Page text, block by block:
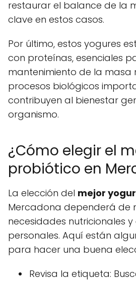
restaurar el balance de la
clave en estos casos.
Por último, estos yogures
con proteínas, esenciales
mantenimiento de la masa
procesos biológicos
contribuyen al bienestar
organismo.
¿Cómo elegir el
probiótico en
La elección del mejor
Mercadona dependerá de
necesidades nutricionales y
personales. Aquí están
para hacer una buena
Revisa la etiqueta: